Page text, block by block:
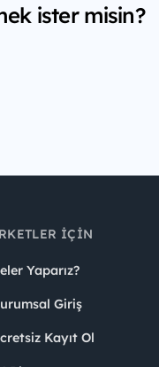
ister misin?
İÇIN
Yaparız?
Giriş
Kayıt Ol